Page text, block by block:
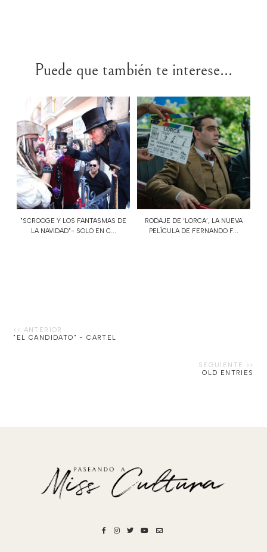
Puede que también te interese...
"SCROOGE Y LOS FANTASMAS DE
LA NAVIDAD"- SOLO EN C...
RODAJE DE ‘LORCA’, LA NUEVA
PELÍCULA DE FERNANDO F...
"EL CANDIDATO" - CARTEL
OLD ENTRIES